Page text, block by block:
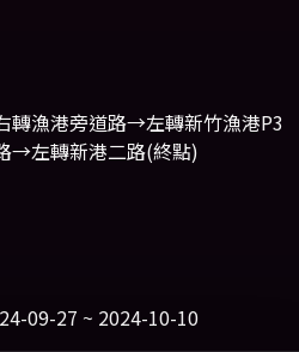
漁港旁道路→左轉新竹漁港P3
→左轉新港二路(終點)
09-27 ~ 2024-10-10